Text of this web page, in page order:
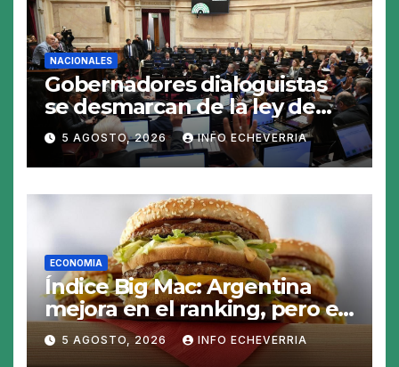
NACIONALES
Gobernadores dialoguistas
se desmarcan de la ley de
Tierras y ponen en jaque su
tratamiento en el Senado
5 AGOSTO, 2026 INFO ECHEVERRIA
ECONOMIA
Índice Big Mac: Argentina
mejora en el ranking, pero el
peso sigue sobrevaluado un
19%
5 AGOSTO, 2026 INFO ECHEVERRIA